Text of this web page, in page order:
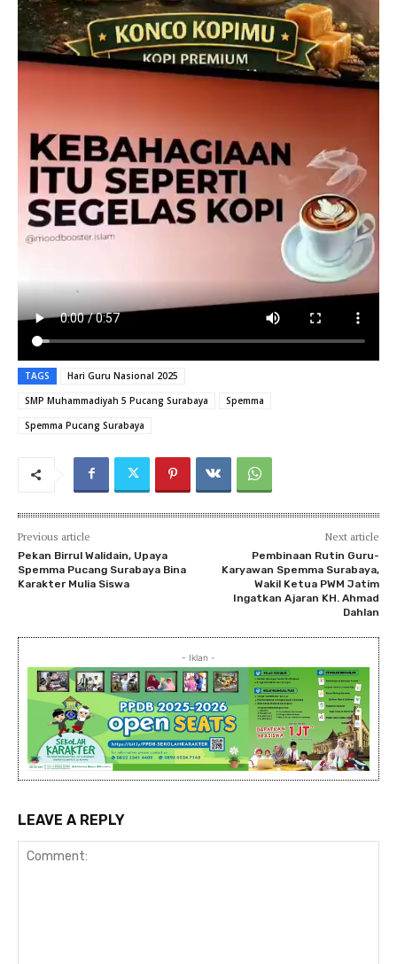
TAGS
Hari Guru Nasional 2025
SMP Muhammadiyah 5 Pucang Surabaya
Spemma
Spemma Pucang Surabaya
Previous article
Pekan Birrul Walidain, Upaya
Spemma Pucang Surabaya Bina
Karakter Mulia Siswa
Next article
Pembinaan Rutin Guru-
Karyawan Spemma Surabaya,
Wakil Ketua PWM Jatim
Ingatkan Ajaran KH. Ahmad
Dahlan
- Iklan -
LEAVE A REPLY